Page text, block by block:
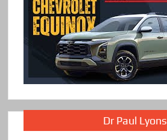
Dr Paul Lyons